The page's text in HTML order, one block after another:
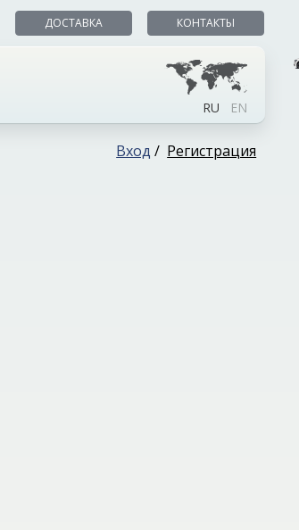
ДОСТАВКА КОНТАКТЫ
RU EN
Вход / Регистрация